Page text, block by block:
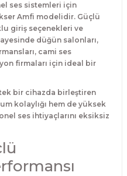
ses sistemleri için
Amfi modelidir. Güçlü
giriş seçenekleri ve
düğün salonları,
cami ses
firmaları için ideal bir
bir cihazda birleştiren
kolaylığı hem de yüksek
ses ihtiyaçlarını eksiksiz